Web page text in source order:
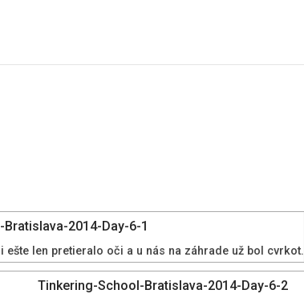
len pretieralo oči a u nás na záhrade už bol cvrkot.